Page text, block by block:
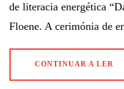
de literacia energética
Floene. A cerimónia de
CONTINUAR A LER